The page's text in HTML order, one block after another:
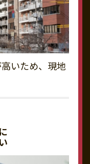
いため、現地